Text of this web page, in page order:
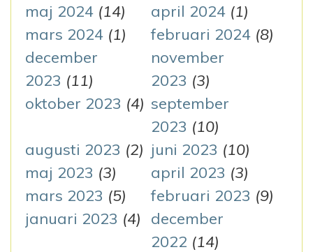
maj 2024 (14) april 2024 (1)
mars 2024 (1) februari 2024 (8)
december
2023 (11)
november
2023 (3)
oktober 2023 (4) september
2023 (10)
augusti 2023 (2) juni 2023 (10)
maj 2023 (3) april 2023 (3)
mars 2023 (5) februari 2023 (9)
januari 2023 (4)
december
2022 (14)